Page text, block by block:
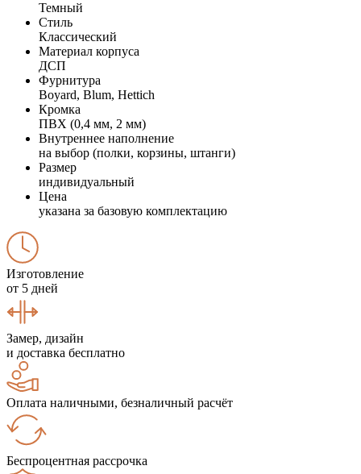
Темный
Стиль
Классический
Материал корпуса
ДСП
Фурнитура
Boyard, Blum, Hettich
Кромка
ПВХ (0,4 мм, 2 мм)
Внутреннее наполнение
на выбор (полки, корзины, штанги)
Размер
индивидуальный
Цена
указана за базовую комплектацию
Изготовление
от 5 дней
Замер, дизайн
и доставка бесплатно
Оплата наличными, безналичный расчёт
Беспроцентная рассрочка